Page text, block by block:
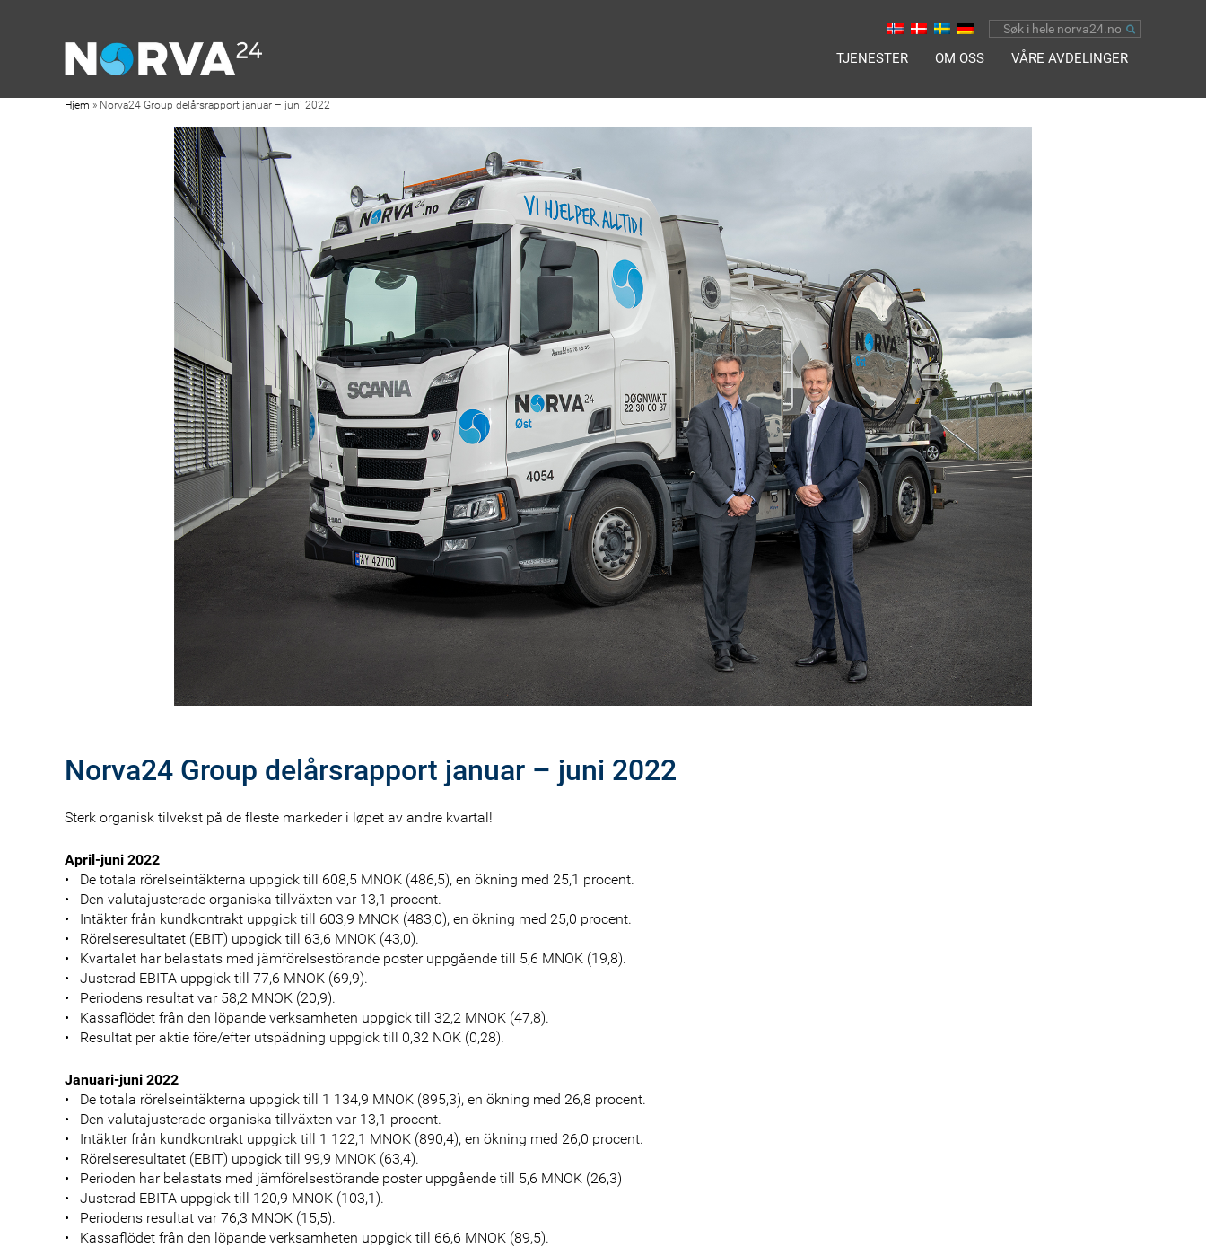
TJENESTER OM OSS VÅRE AVDELINGER
Hjem » Norva24 Group delårsrapport januar – juni 2022
Norva24 Group delårsrapport januar – juni 2022
Sterk organisk tilvekst på de fleste markeder i løpet av andre kvartal!
April-juni 2022
• De totala rörelseintäkterna uppgick till 608,5 MNOK (486,5), en ökning med 25,1 procent.
• Den valutajusterade organiska tillväxten var 13,1 procent.
• Intäkter från kundkontrakt uppgick till 603,9 MNOK (483,0), en ökning med 25,0 procent.
• Rörelseresultatet (EBIT) uppgick till 63,6 MNOK (43,0).
• Kvartalet har belastats med jämförelsestörande poster uppgående till 5,6 MNOK (19,8).
• Justerad EBITA uppgick till 77,6 MNOK (69,9).
• Periodens resultat var 58,2 MNOK (20,9).
• Kassaflödet från den löpande verksamheten uppgick till 32,2 MNOK (47,8).
• Resultat per aktie före/efter utspädning uppgick till 0,32 NOK (0,28).
Januari-juni 2022
• De totala rörelseintäkterna uppgick till 1 134,9 MNOK (895,3), en ökning med 26,8 procent.
• Den valutajusterade organiska tillväxten var 13,1 procent.
• Intäkter från kundkontrakt uppgick till 1 122,1 MNOK (890,4), en ökning med 26,0 procent.
• Rörelseresultatet (EBIT) uppgick till 99,9 MNOK (63,4).
• Perioden har belastats med jämförelsestörande poster uppgående till 5,6 MNOK (26,3)
• Justerad EBITA uppgick till 120,9 MNOK (103,1).
• Periodens resultat var 76,3 MNOK (15,5).
• Kassaflödet från den löpande verksamheten uppgick till 66,6 MNOK (89,5).